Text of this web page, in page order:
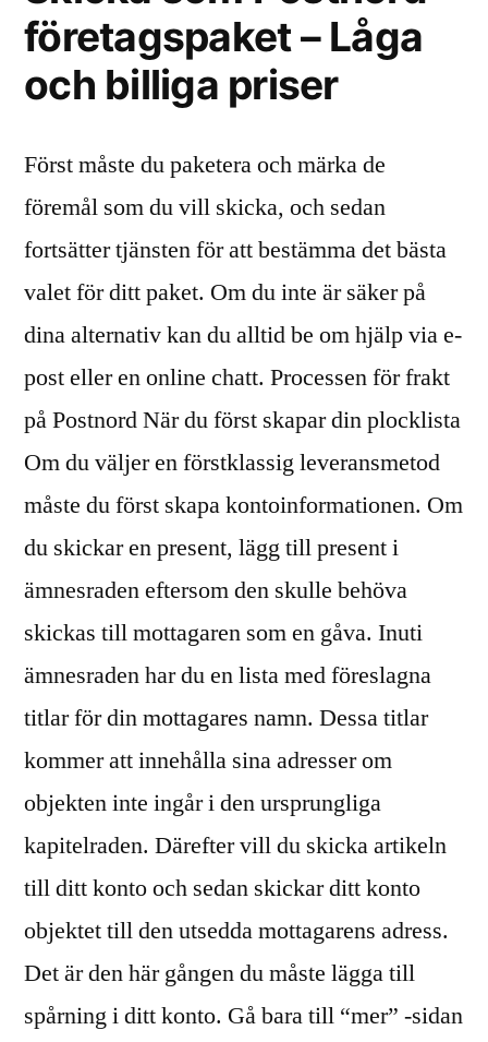
företagspaket – Låga
och billiga priser
Först måste du paketera och märka de
föremål som du vill skicka, och sedan
fortsätter tjänsten för att bestämma det bästa
valet för ditt paket. Om du inte är säker på
dina alternativ kan du alltid be om hjälp via e-
post eller en online chatt. Processen för frakt
på Postnord När du först skapar din plocklista
Om du väljer en förstklassig leveransmetod
måste du först skapa kontoinformationen. Om
du skickar en present, lägg till present i
ämnesraden eftersom den skulle behöva
skickas till mottagaren som en gåva. Inuti
ämnesraden har du en lista med föreslagna
titlar för din mottagares namn. Dessa titlar
kommer att innehålla sina adresser om
objekten inte ingår i den ursprungliga
kapitelraden. Därefter vill du skicka artikeln
till ditt konto och sedan skickar ditt konto
objektet till den utsedda mottagarens adress.
Det är den här gången du måste lägga till
spårning i ditt konto. Gå bara till “mer” -sidan